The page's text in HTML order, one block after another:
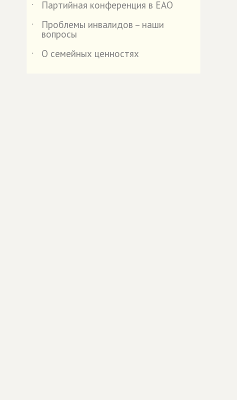
˙
Партийная конференция в ЕАО
˙
Проблемы инвалидов – наши
вопросы
˙
О семейных ценностях